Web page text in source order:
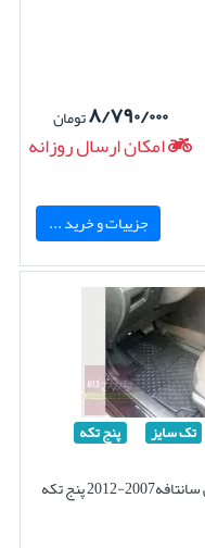
۸/۷۹۰/۰۰۰تومان
امکان ارسال روزانه
جزییات و خرید ...
تک سایز پنج تکه
کفپوش لاستیکی سانتافه2007-2012 پنج تکه